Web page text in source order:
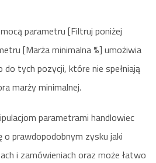
parametru [Filtruj poniżej
[Marża minimalna %] umożiwia
tych pozycji, które nie spełniają
marży minimalnej.
parametrami handlowiec
prawdopodobnym zysku jaki
i zamówieniach oraz może łatwo